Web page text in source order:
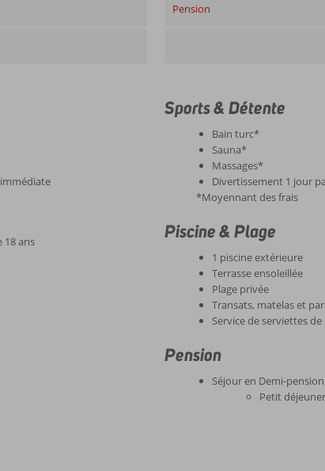
Pension
18 ans
Sports & Détente
Bain turc*
Sauna*
Massages*
Divertissement 1 jour
*Moyennant des frais
Piscine & Plage
1 piscine extérieure
Terrasse ensoleillée
Plage privée
Transats, matelas et
Service de serviettes
Pension
Séjour en Demi-
Petit